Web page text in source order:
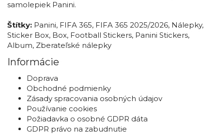
samolepiek Panini.
Štítky: Panini, FIFA 365, FIFA 365 2025/2026, Nálepky,
Sticker Box, Box, Football Stickers, Panini Stickers,
Album, Zberateľské nálepky
Informácie
Doprava
Obchodné podmienky
Zásady spracovania osobných údajov
Používanie cookies
Požiadavka o osobné GDPR dáta
GDPR právo na zabudnutie